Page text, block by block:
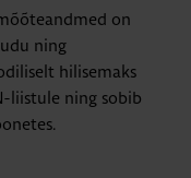
on
ning
hilisemaks
liistule ning sobib